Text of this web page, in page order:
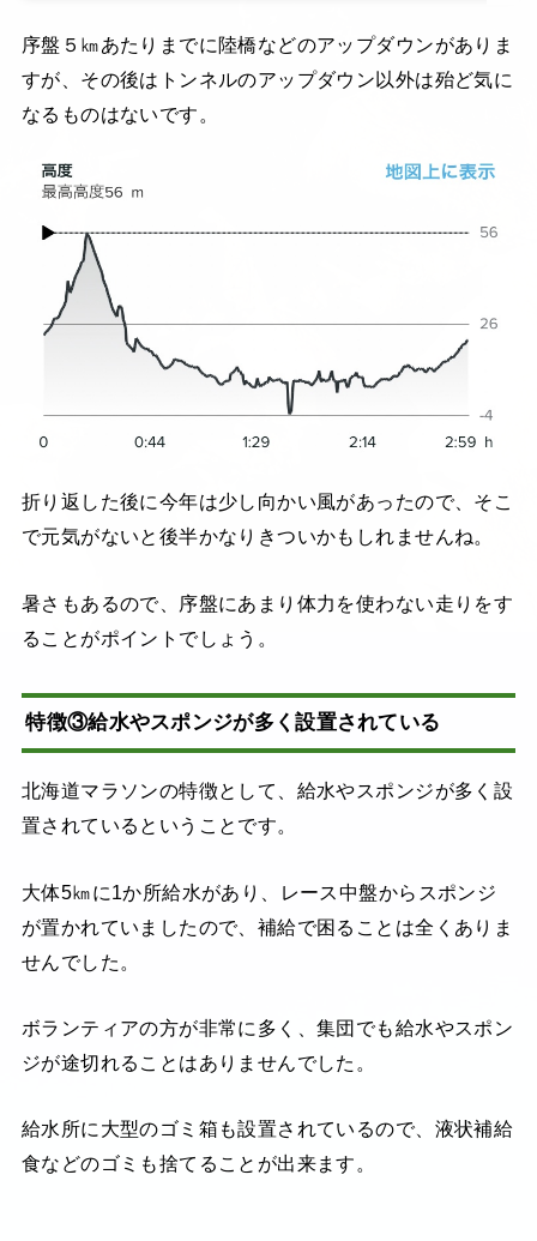
序盤５㎞あたりまでに陸橋などのアップダウンがありま
すが、その後はトンネルのアップダウン以外は殆ど気に
なるものはないです。
折り返した後に今年は少し向かい風があったので、そこ
で元気がないと後半かなりきついかもしれませんね。
暑さもあるので、序盤にあまり体力を使わない走りをす
ることがポイントでしょう。
特徴③給水やスポンジが多く設置されている
北海道マラソンの特徴として、給水やスポンジが多く設
置されているということです。
大体5㎞に1か所給水があり、レース中盤からスポンジ
が置かれていましたので、補給で困ることは全くありま
せんでした。
ボランティアの方が非常に多く、集団でも給水やスポン
ジが途切れることはありませんでした。
給水所に大型のゴミ箱も設置されているので、液状補給
食などのゴミも捨てることが出来ます。